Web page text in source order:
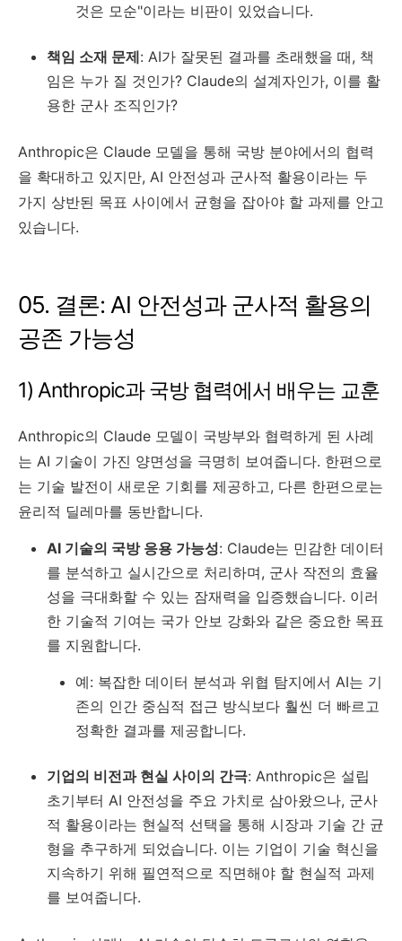
것은 모순"이라는 비판이 있었습니다.
책임 소재 문제: AI가 잘못된 결과를 초래했을 때, 책
임은 누가 질 것인가? Claude의 설계자인가, 이를 활
용한 군사 조직인가?
Anthropic은 Claude 모델을 통해 국방 분야에서의 협력
을 확대하고 있지만, AI 안전성과 군사적 활용이라는 두
가지 상반된 목표 사이에서 균형을 잡아야 할 과제를 안고
있습니다.
05. 결론: AI 안전성과 군사적 활용의
공존 가능성
1) Anthropic과 국방 협력에서 배우는 교훈
Anthropic의 Claude 모델이 국방부와 협력하게 된 사례
는 AI 기술이 가진 양면성을 극명히 보여줍니다. 한편으로
는 기술 발전이 새로운 기회를 제공하고, 다른 한편으로는
윤리적 딜레마를 동반합니다.
AI 기술의 국방 응용 가능성: Claude는 민감한 데이터
를 분석하고 실시간으로 처리하며, 군사 작전의 효율
성을 극대화할 수 있는 잠재력을 입증했습니다. 이러
한 기술적 기여는 국가 안보 강화와 같은 중요한 목표
를 지원합니다.
예: 복잡한 데이터 분석과 위협 탐지에서 AI는 기
존의 인간 중심적 접근 방식보다 훨씬 더 빠르고
정확한 결과를 제공합니다.
기업의 비전과 현실 사이의 간극: Anthropic은 설립
초기부터 AI 안전성을 주요 가치로 삼아왔으나, 군사
적 활용이라는 현실적 선택을 통해 시장과 기술 간 균
형을 추구하게 되었습니다. 이는 기업이 기술 혁신을
지속하기 위해 필연적으로 직면해야 할 현실적 과제
를 보여줍니다.